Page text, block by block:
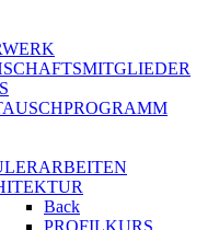
Back
PROFILKURS